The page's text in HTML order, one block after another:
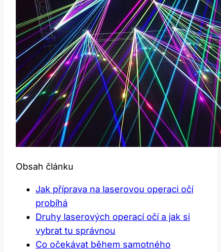
Obsah článku
Jak⁢ příprava‍ na⁢ laserovou operaci očí
probíhá
Druhy laserových operací očí a jak si
vybrat tu správnou
Co očekávat během samotného